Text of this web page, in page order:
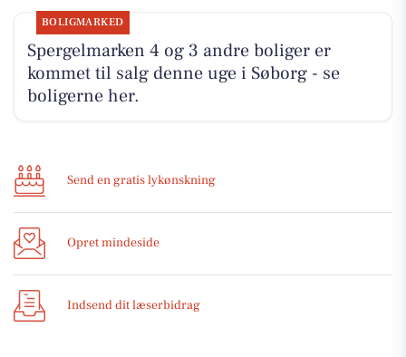
BOLIGMARKED
Spergelmarken 4 og 3 andre boliger er
kommet til salg denne uge i Søborg - se
boligerne her.
Send en gratis lykønskning
Opret mindeside
Indsend dit læserbidrag